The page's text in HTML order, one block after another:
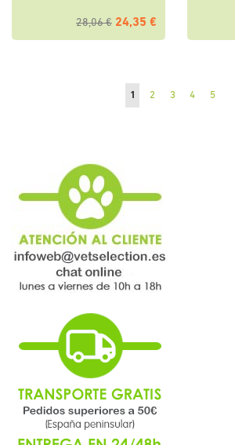
28,06 € 24,35 €
Página
Actualmente
1 Página
2 Página
3 Página
4 Página
5